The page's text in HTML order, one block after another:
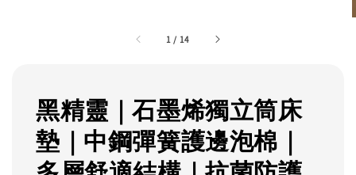
1 / 14
黑精靈｜石墨烯獨立筒床
墊｜中鋼彈簧護邊泡棉｜